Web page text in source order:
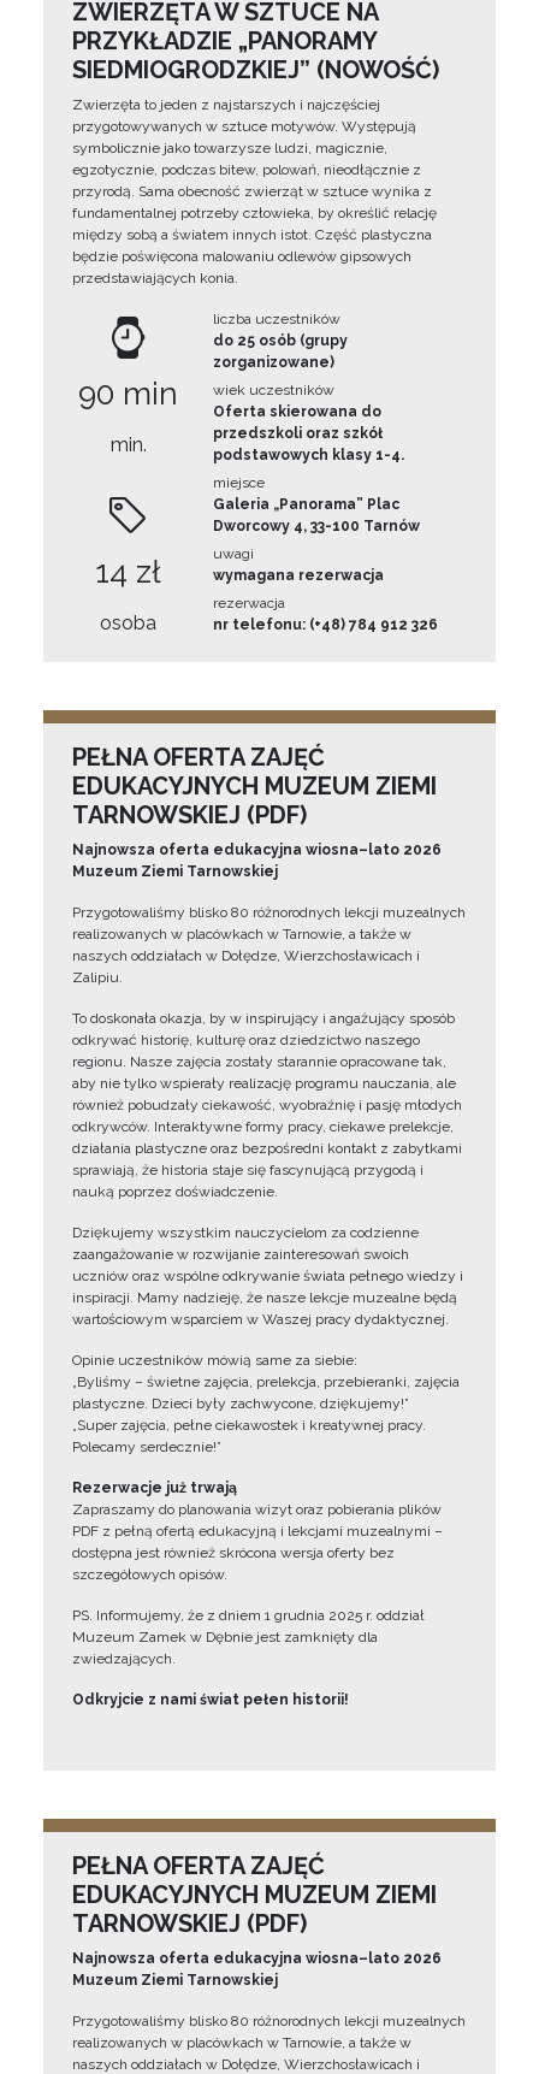
ZWIERZĘTA W SZTUCE NA
PRZYKŁADZIE „PANORAMY
SIEDMIOGRODZKIEJ” (NOWOŚĆ)
Zwierzęta to jeden z najstarszych i najczęściej
przygotowywanych w sztuce motywów. Występują
symbolicznie jako towarzysze ludzi, magicznie,
egzotycznie, podczas bitew, polowań, nieodłącznie z
przyrodą. Sama obecność zwierząt w sztuce wynika z
fundamentalnej potrzeby człowieka, by określić relację
między sobą a światem innych istot. Część plastyczna
będzie poświęcona malowaniu odlewów gipsowych
przedstawiających konia.
90 min
min.
14 zł
osoba
liczba uczestników
do 25 osób (grupy
zorganizowane)
wiek uczestników
Oferta skierowana do
przedszkoli oraz szkół
podstawowych klasy 1-4.
miejsce
Galeria „Panorama” Plac
Dworcowy 4, 33-100 Tarnów
uwagi
wymagana rezerwacja
rezerwacja
nr telefonu: (+48) 784 912 326
PEŁNA OFERTA ZAJĘĆ
EDUKACYJNYCH MUZEUM ZIEMI
TARNOWSKIEJ (PDF)
Najnowsza oferta edukacyjna wiosna–lato 2026
Muzeum Ziemi Tarnowskiej
Przygotowaliśmy blisko 80 różnorodnych lekcji muzealnych
realizowanych w placówkach w Tarnowie, a także w
naszych oddziałach w Dołędze, Wierzchosławicach i
Zalipiu.
To doskonała okazja, by w inspirujący i angażujący sposób
odkrywać historię, kulturę oraz dziedzictwo naszego
regionu. Nasze zajęcia zostały starannie opracowane tak,
aby nie tylko wspierały realizację programu nauczania, ale
również pobudzały ciekawość, wyobraźnię i pasję młodych
odkrywców. Interaktywne formy pracy, ciekawe prelekcje,
działania plastyczne oraz bezpośredni kontakt z zabytkami
sprawiają, że historia staje się fascynującą przygodą i
nauką poprzez doświadczenie.
Dziękujemy wszystkim nauczycielom za codzienne
zaangażowanie w rozwijanie zainteresowań swoich
uczniów oraz wspólne odkrywanie świata pełnego wiedzy i
inspiracji. Mamy nadzieję, że nasze lekcje muzealne będą
wartościowym wsparciem w Waszej pracy dydaktycznej.
Opinie uczestników mówią same za siebie:
„Byliśmy – świetne zajęcia, prelekcja, przebieranki, zajęcia
plastyczne. Dzieci były zachwycone, dziękujemy!”
„Super zajęcia, pełne ciekawostek i kreatywnej pracy.
Polecamy serdecznie!”
Rezerwacje już trwają
Zapraszamy do planowania wizyt oraz pobierania plików
PDF z pełną ofertą edukacyjną i lekcjami muzealnymi –
dostępna jest również skrócona wersja oferty bez
szczegółowych opisów.
PS. Informujemy, że z dniem 1 grudnia 2025 r. oddział
Muzeum Zamek w Dębnie jest zamknięty dla
zwiedzających.
Odkryjcie z nami świat pełen historii!
PEŁNA OFERTA ZAJĘĆ
EDUKACYJNYCH MUZEUM ZIEMI
TARNOWSKIEJ (PDF)
Najnowsza oferta edukacyjna wiosna–lato 2026
Muzeum Ziemi Tarnowskiej
Przygotowaliśmy blisko 80 różnorodnych lekcji muzealnych
realizowanych w placówkach w Tarnowie, a także w
naszych oddziałach w Dołędze, Wierzchosławicach i